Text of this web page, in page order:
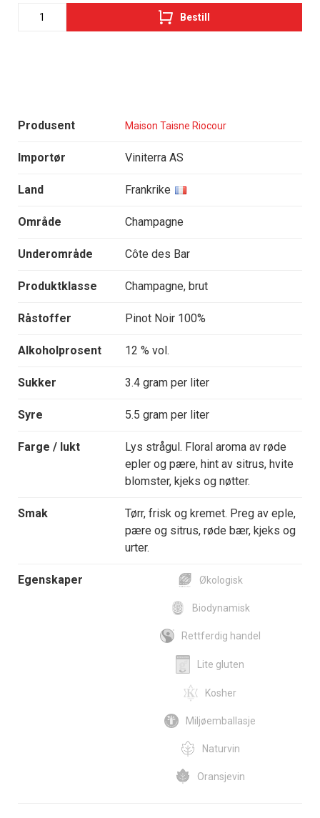
Produsent Maison Taisne Riocour
Importør Viniterra AS
Land Frankrike
Område Champagne
Underområde Côte des Bar
Produktklasse Champagne, brut
Råstoffer Pinot Noir 100%
Alkoholprosent 12 % vol.
Sukker 3.4 gram per liter
Syre 5.5 gram per liter
Farge / lukt
Lys strågul. Floral aroma av røde
epler og pære, hint av sitrus, hvite
blomster, kjeks og nøtter.
Smak
Tørr, frisk og kremet. Preg av eple,
pære og sitrus, røde bær, kjeks og
urter.
Egenskaper Økologisk
Biodynamisk
Rettferdig handel
Lite gluten
Kosher
Miljøemballasje
Naturvin
Oransjevin
Bestill